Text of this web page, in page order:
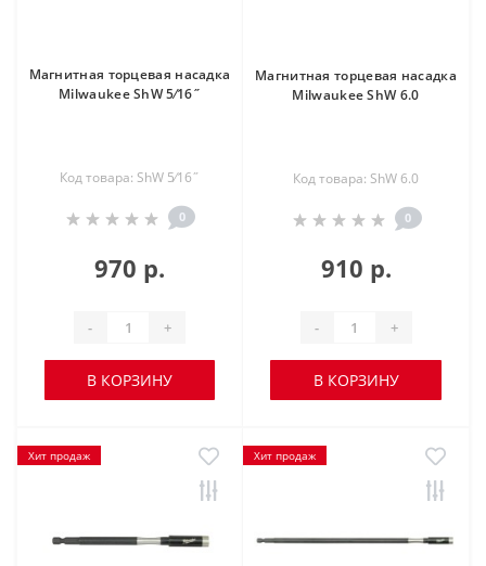
Магнитная торцевая насадка
Milwaukee ShW 5⁄16˝
Код товара: ShW 5⁄16˝
0
970 р.
- +
В КОРЗИНУ
Магнитная торцевая насадка
Milwaukee ShW 6.0
Код товара: ShW 6.0
0
910 р.
- +
В КОРЗИНУ
Хит продаж Хит продаж